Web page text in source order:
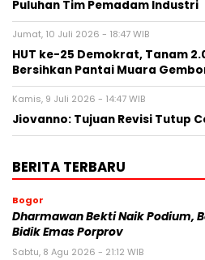
Puluhan Tim Pemadam Industri
Jumat, 10 Juli 2026 - 18:47 WIB
HUT ke-25 Demokrat, Tanam
Bersihkan Pantai Muara
Kamis, 9 Juli 2026 - 14:47 WIB
Jiovanno: Tujuan Revisi Tutup
BERITA TERBARU
Bogor
Dharmawan Bekti Naik Podium,
Bidik Emas Porprov
Sabtu, 8 Agu 2026 - 21:12 WIB